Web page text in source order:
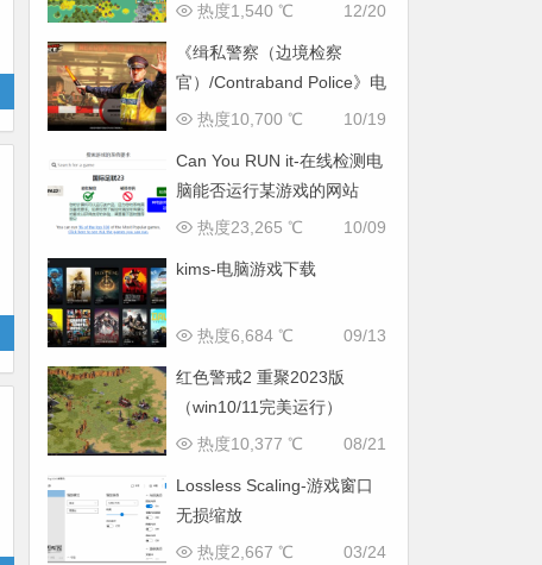
12/20
热度1,540 ℃
《缉私警察（边境检察
官）/Contraband Police》电
脑中文版
10/19
热度10,700 ℃
Can You RUN it-在线检测电
脑能否运行某游戏的网站
10/09
热度23,265 ℃
kims-电脑游戏下载
09/13
热度6,684 ℃
红色警戒2 重聚2023版
（win10/11完美运行）
08/21
热度10,377 ℃
Lossless Scaling-游戏窗口
无损缩放
03/24
热度2,667 ℃